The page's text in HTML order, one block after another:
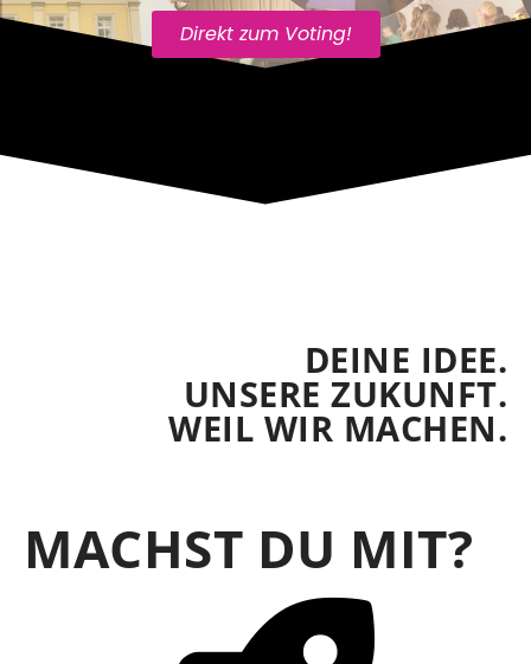
Direkt zum Voting!
DEINE IDEE.
UNSERE ZUKUNFT.
WEIL WIR MACHEN.
MACHST DU MIT?